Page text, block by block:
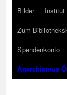
Bilder
Institut
Zum
Spendenkonto
Anarchismus